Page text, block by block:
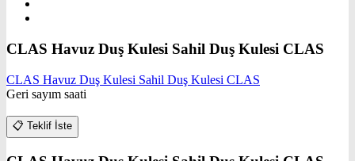
CLAS Havuz Duş Kulesi Sahil Duş Kulesi CLAS
CLAS Havuz Duş Kulesi Sahil Duş Kulesi CLAS
Geri sayım saati
📋 Teklif İste